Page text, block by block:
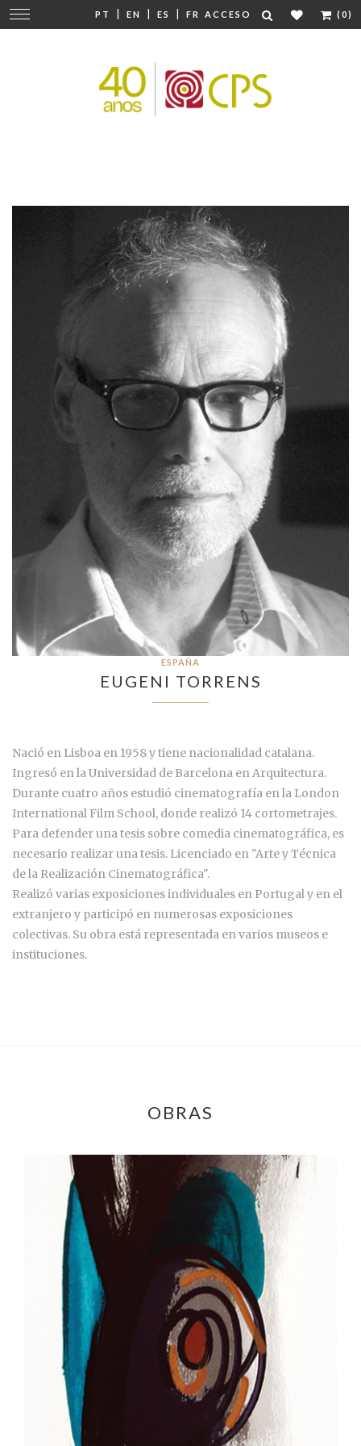
PT | EN | ES | FR ACCESO (0)
Cambiar
navegación
ESPAÑA
EUGENI TORRENS
Nació en Lisboa en 1958 y tiene nacionalidad catalana.
Ingresó en la Universidad de Barcelona en Arquitectura.
Durante cuatro años estudió cinematografía en la London
International Film School, donde realizó 14 cortometrajes.
Para defender una tesis sobre comedia cinematográfica, es
necesario realizar una tesis. Licenciado en "Arte y Técnica
de la Realización Cinematográfica".
Realizó varias exposiciones individuales en Portugal y en el
extranjero y participó en numerosas exposiciones
colectivas. Su obra está representada en varios museos e
instituciones.
OBRAS